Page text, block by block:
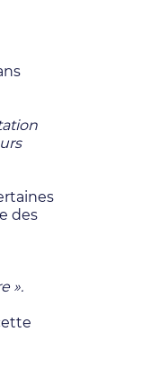
des
».